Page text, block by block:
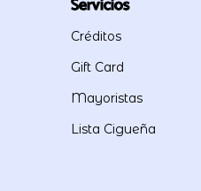
Servicios
Créditos
Gift Card
Mayoristas
Lista Cigueña